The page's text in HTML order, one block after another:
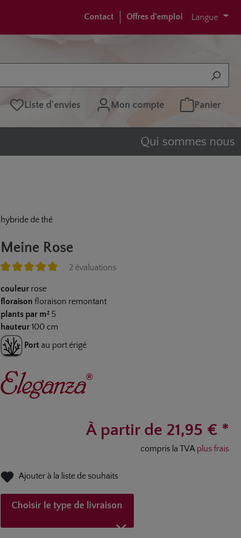
Contact Offres d'emploi Langue
Liste d'envies Mon compte Panier
Qui sommes nous
hybride de thé
Meine Rose
2 évaluations
couleur rose
floraison floraison remontant
plants par m² 5
hauteur 100 cm
Port au port érigé
À partir de 21,95 € *
compris la TVA plus frais
Ajouter à la liste de souhaits
Choisir le type de livraison